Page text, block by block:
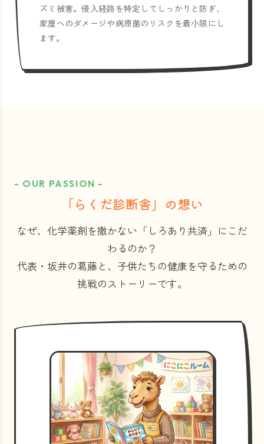
ズミ被害。侵入経路を特定してしっかりと防ぎ、
家屋へのダメージや病原菌のリスクを最小限にし
ます。
- OUR PASSION -
「らくだ診断舎」の想い
なぜ、化学薬剤を撒かない「しろあり共済」にこだ
わるのか？
代表・坂井の葛藤と、子供たちの健康を守るための
挑戦のストーリーです。